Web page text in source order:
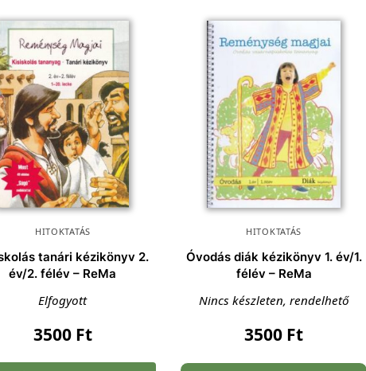
HITOKTATÁS
tanári kézikönyv 2.
év/2. félév – ReMa
Elfogyott
3500 Ft
HITOKTATÁS
Óvodás diák kézikönyv 1. év/1.
félév – ReMa
Nincs készleten, rendelhető
3500 Ft